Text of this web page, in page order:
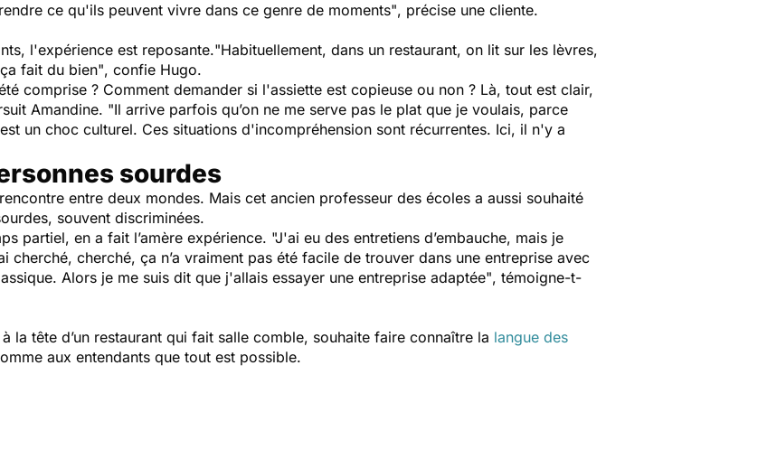
ce qu'ils peuvent vivre dans ce genre de moments", précise une cliente.
l'expérience est reposante."Habituellement, dans un restaurant, on lit sur les lèvres,
fait du bien", confie Hugo.
comprise ? Comment demander si l'assiette est copieuse ou non ? Là, tout est clair,
Amandine. "Il arrive parfois qu’on ne me serve pas le plat que je voulais, parce
un choc culturel. Ces situations d'incompréhension sont récurrentes. Ici, il n'y a
sourdes
entre deux mondes. Mais cet ancien professeur des écoles a aussi souhaité
souvent discriminées.
partiel, en a fait l’amère expérience. "J'ai eu des entretiens d’embauche, mais je
cherché, cherché, ça n’a vraiment pas été facile de trouver dans une entreprise avec
Alors je me suis dit que j'allais essayer une entreprise adaptée", témoigne-t-
la tête d’un restaurant qui fait salle comble, souhaite faire connaître la langue des
aux entendants que tout est possible.